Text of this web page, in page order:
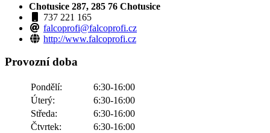
Chotusice 287, 285 76 Chotusice
737 221 165
falcoprofi@falcoprofi.cz
http://www.falcoprofi.cz
Provozní doba
Pondělí:
6:30-16:00
Úterý:
6:30-16:00
Středa:
6:30-16:00
Čtvrtek:
6:30-16:00